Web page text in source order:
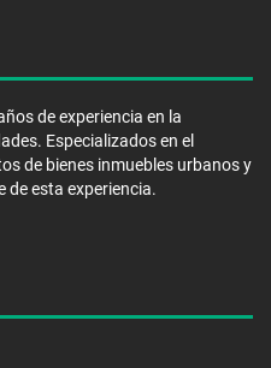
de experiencia en la
Especializados en el
de bienes inmuebles urbanos y
de esta experiencia.